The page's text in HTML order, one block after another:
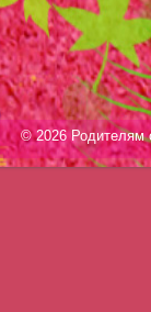
© 2026 Родителям